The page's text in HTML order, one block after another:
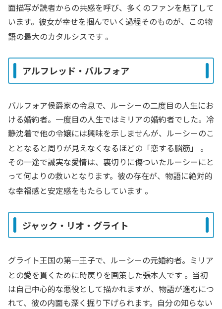
面描写が読者からの共感を呼び、多くのファンを魅了して
います。彼女が幸せを掴んでいく過程そのものが、この物
語の最大のカタルシスです 。
アルフレッド・バルフォア
バルフォア侯爵家の令息で、ルーシーの二度目の人生にお
ける婚約者。一度目の人生ではミリアの婚約者でした。冷
静沈着で他の令嬢には興味を示しませんが、ルーシーのこ
ととなると周りが見えなくなるほどの「恋する脳筋」 。
その一途で誠実な愛情は、裏切りに傷ついたルーシーにと
って何よりの救いとなります。彼の存在が、物語に絶対的
な幸福感と安定感をもたらしています 。
ジャック・リオ・グライト
グライト王国の第一王子で、ルーシーの元婚約者。ミリア
との愛を貫くために時戻りを画策した張本人です 。当初
は自己中心的な悪役として描かれますが、物語が進むにつ
れて、彼の内面も深く掘り下げられます。自分の知らない